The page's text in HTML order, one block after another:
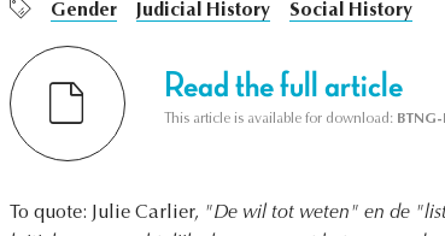
Gender
Judicial History Social History
Read the full article
This article is available for download:
To quote: Julie Carlier, "De wil tot weten" en de